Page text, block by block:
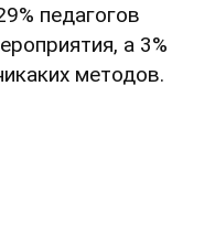
педагогов
а 3%
методов.